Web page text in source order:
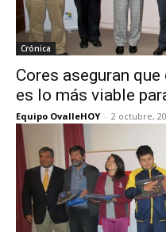
Crónica
Cores aseguran
es lo más viable
Equipo OvalleHOY - 2 octubre,